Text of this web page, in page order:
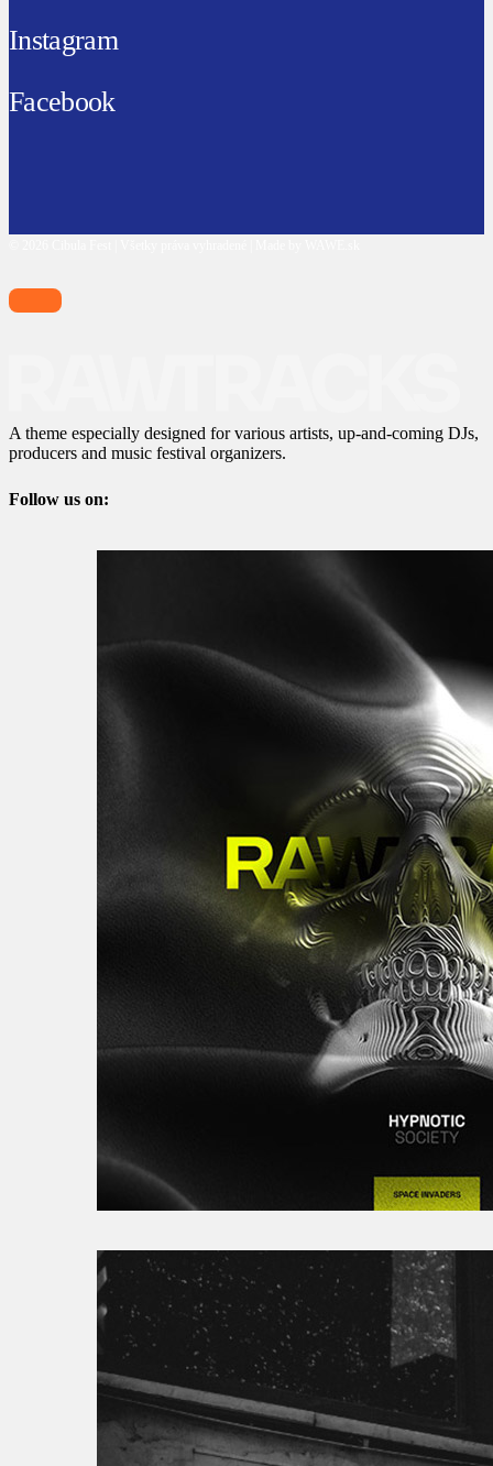
Instagram
Facebook
A theme especially designed for various artists, up-and-coming DJs,
producers and music festival organizers.
Follow us on: